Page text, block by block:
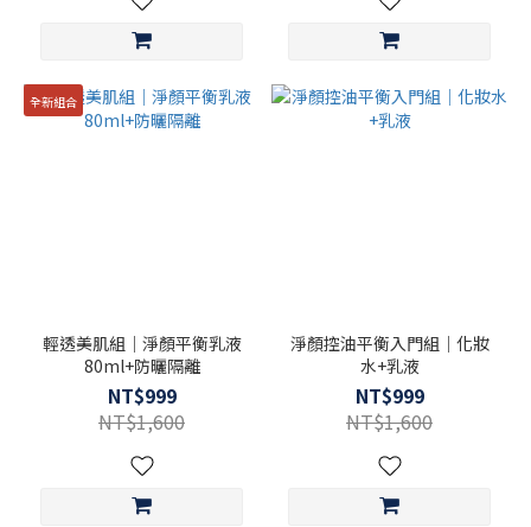
全新組合
輕透美肌組｜淨顏平衡乳液
80ml+防曬隔離
NT$999
NT$1,600
淨顏控油平衡入門組｜化妝
水+乳液
NT$999
NT$1,600